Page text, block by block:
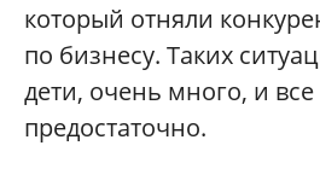
который отняли
по бизнесу. Таких
дети, очень много, и
предостаточно.